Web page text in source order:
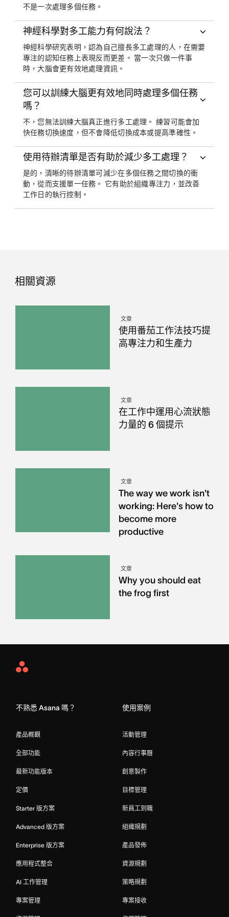
不是一次處理多個任務。
神經科學對多工能力有何說法？
神經科學研究表明，認為自己擅長多工處理的人，在需要
專注的認知任務上表現反而更差。 當一次只做一件事
時，大腦會更有效地處理資訊。
您可以訓練大腦更有效地同時處理多個任務
嗎？
不，您無法訓練大腦真正進行多工處理。 練習可能會加
快任務切換速度，但不會降低切換成本或提高準確性。
使用待辦清單是否有助於減少多工處理？
是的，清晰的待辦清單可減少在多個任務之間切換的衝
動，從而支援單一任務。 它有助於組織專注力，並改善
工作日的執行控制。
相關資源
文章
使用番茄工作法技巧提
高專注力和生產力
文章
在工作中運用心流狀態
力量的 6 個提示
文章
The way we work isn't
working: Here's how to
become more
productive
文章
Why you should eat
the frog first
Asana
不熟悉 Asana 嗎？
產品概觀
全部功能
最新功能版本
定價
Starter 版方案
Advanced 版方案
Enterprise 版方案
應用程式整合
AI 工作管理
專案管理
使用案例
活動管理
內容行事曆
創意製作
目標管理
新員工到職
組織規劃
產品發佈
資源規劃
策略規劃
專案接收